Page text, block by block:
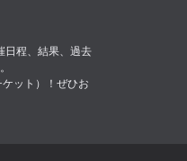
日程、結果、過去
ット）！ぜひお